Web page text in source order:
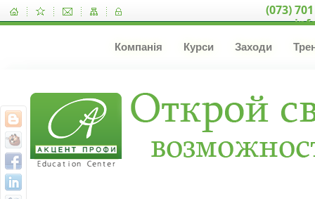
(073)
Компанія Курси Заходи